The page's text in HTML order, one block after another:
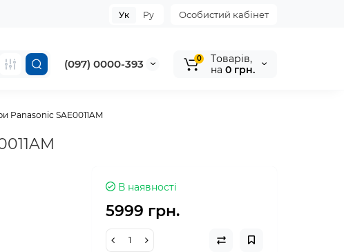
Особистий кабінет
Ук Ру
(097) 0000-393 0
Tоварів,
на 0 грн.
Panasonic SAE0011AM
В наявності
5999 грн.